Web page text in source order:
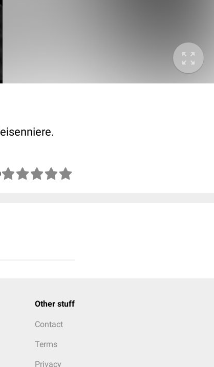
Other stuff
Contact
Terms
Privacy